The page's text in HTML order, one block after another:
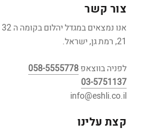
צור קשר
21, רמת גן, ישראל.
לפניה בווצאפ058-5555778
03-5751137
info@eshli.co.il
קצת עלינו